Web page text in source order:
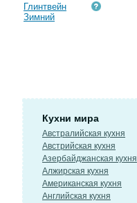
Глинтвейн
Зимний
Кухни мира
Австралийская кухня
Австрийская кухня
Азербайджанская кухня
Алжирская кухня
Американская кухня
Английская кухня